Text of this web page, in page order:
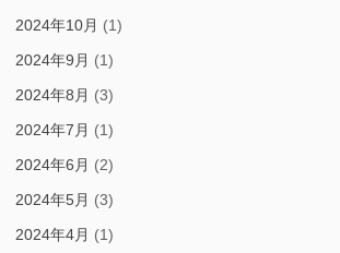
2024年10月 (1)
2024年9月 (1)
2024年8月 (3)
2024年7月 (1)
2024年6月 (2)
2024年5月 (3)
2024年4月 (1)